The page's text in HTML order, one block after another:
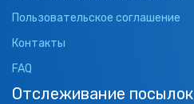
Пользовательское соглашение
Контакты
FAQ
Отслеживание посылок